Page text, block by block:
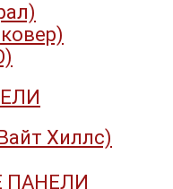
Хиллс)
ПАНЕЛИ